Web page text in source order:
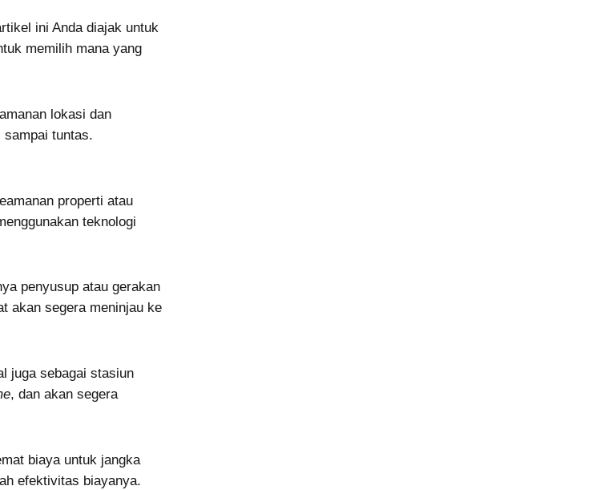
ini Anda diajak untuk
memilih mana yang
lokasi dan
sampai tuntas.
properti atau
teknologi
penyusup atau gerakan
akan segera meninjau ke
juga sebagai stasiun
, dan akan segera
biaya untuk jangka
efektivitas biayanya.